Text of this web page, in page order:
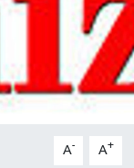
A- A+